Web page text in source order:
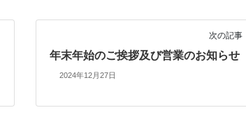
次の記事
年末年始のご挨拶及び営業のお知らせ
2024年12月27日